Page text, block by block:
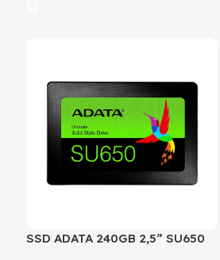
SSD ADATA 240GB 2,5” SU650